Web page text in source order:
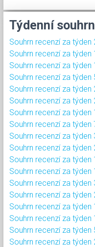
Týdenní
Souhrn recenzí za týden
Souhrn recenzí za týden
Souhrn recenzí za týden
Souhrn recenzí za týden
Souhrn recenzí za týden
Souhrn recenzí za týden
Souhrn recenzí za týden
Souhrn recenzí za týden
Souhrn recenzí za týden
Souhrn recenzí za týden
Souhrn recenzí za týden
Souhrn recenzí za týden
Souhrn recenzí za týden
Souhrn recenzí za týden
Souhrn recenzí za týden
Souhrn recenzí za týden
Souhrn recenzí za týden
Souhrn recenzí za týden